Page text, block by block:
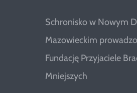
Schronisko w Nowym
Mazowieckim
Fundację Przyjaciele
Mniejszych